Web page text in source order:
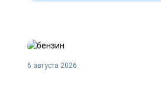
6 августа 2026